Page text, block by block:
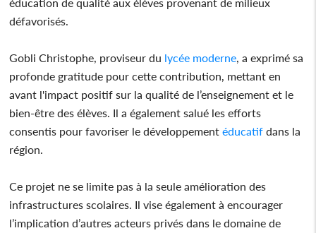
défavorisés.
Gobli Christophe, proviseur du lycée moderne , a exprimé sa
profonde gratitude pour cette contribution, mettant en
avant l'impact positif sur la qualité de l’enseignement et le
bien-être des élèves. Il a également salué les efforts
consentis pour favoriser le développement éducatif dans la
région.
Ce projet ne se limite pas à la seule amélioration des
infrastructures scolaires. Il vise également à encourager
l’implication d’autres acteurs privés dans le domaine de